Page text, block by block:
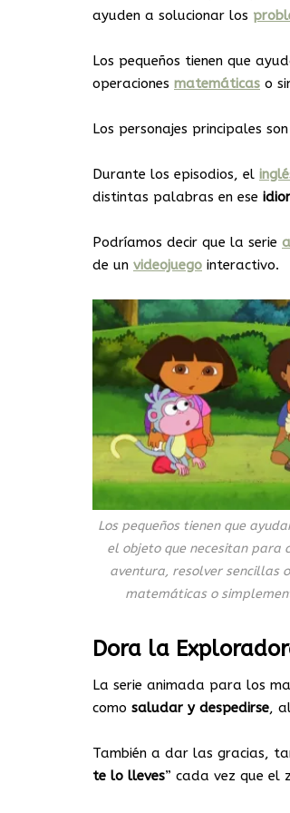
ayuden a solucionar los
Los pequeños tienen que
operaciones matemáticas o
Los personajes principales son
Durante los episodios, el
distintas palabras en ese
Podríamos decir que la serie
de un videojuego interactivo.
Los pequeños tienen que
el objeto que necesitan para
aventura, resolver sencillas
matemáticas o
Dora la
La serie animada para los
como saludar y despedirse,
También a dar las gracias,
te lo lleves” cada vez que el